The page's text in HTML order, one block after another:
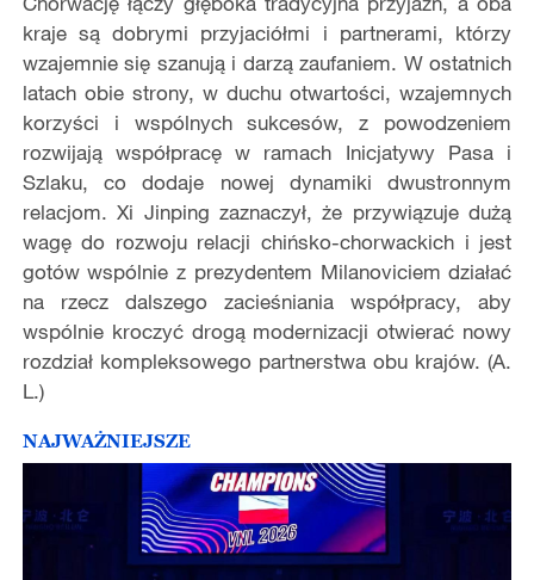
kraje są dobrymi przyjaciółmi i partnerami, którzy
wzajemnie się szanują i darzą zaufaniem. W ostatnich
latach obie strony, w duchu otwartości, wzajemnych
korzyści i wspólnych sukcesów, z powodzeniem
rozwijają współpracę w ramach Inicjatywy Pasa i
Szlaku, co dodaje nowej dynamiki dwustronnym
relacjom. Xi Jinping zaznaczył, że przywiązuje dużą
wagę do rozwoju relacji chińsko-chorwackich i jest
gotów wspólnie z prezydentem Milanoviciem działać
na rzecz dalszego zacieśniania współpracy, aby
wspólnie kroczyć drogą modernizacji otwierać nowy
rozdział kompleksowego partnerstwa obu krajów. (A.
L.)
NAJWAŻNIEJSZE